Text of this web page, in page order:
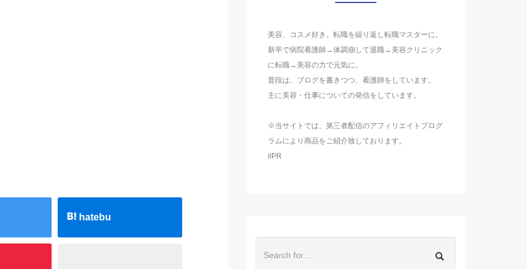
hatebu
美容、コスメ好き。転職を繰り返し転職マスターに。
新卒で病院看護師→体調崩して退職→美容クリニック
に転職→美容の力で元気に。
普段は、ブログを書きつつ、看護師をしています。
主に美容・仕事についての発信をしています。
※当サイトでは、第三者配信のアフィリエイトプログ
ラムにより商品をご紹介致しております。
♯PR